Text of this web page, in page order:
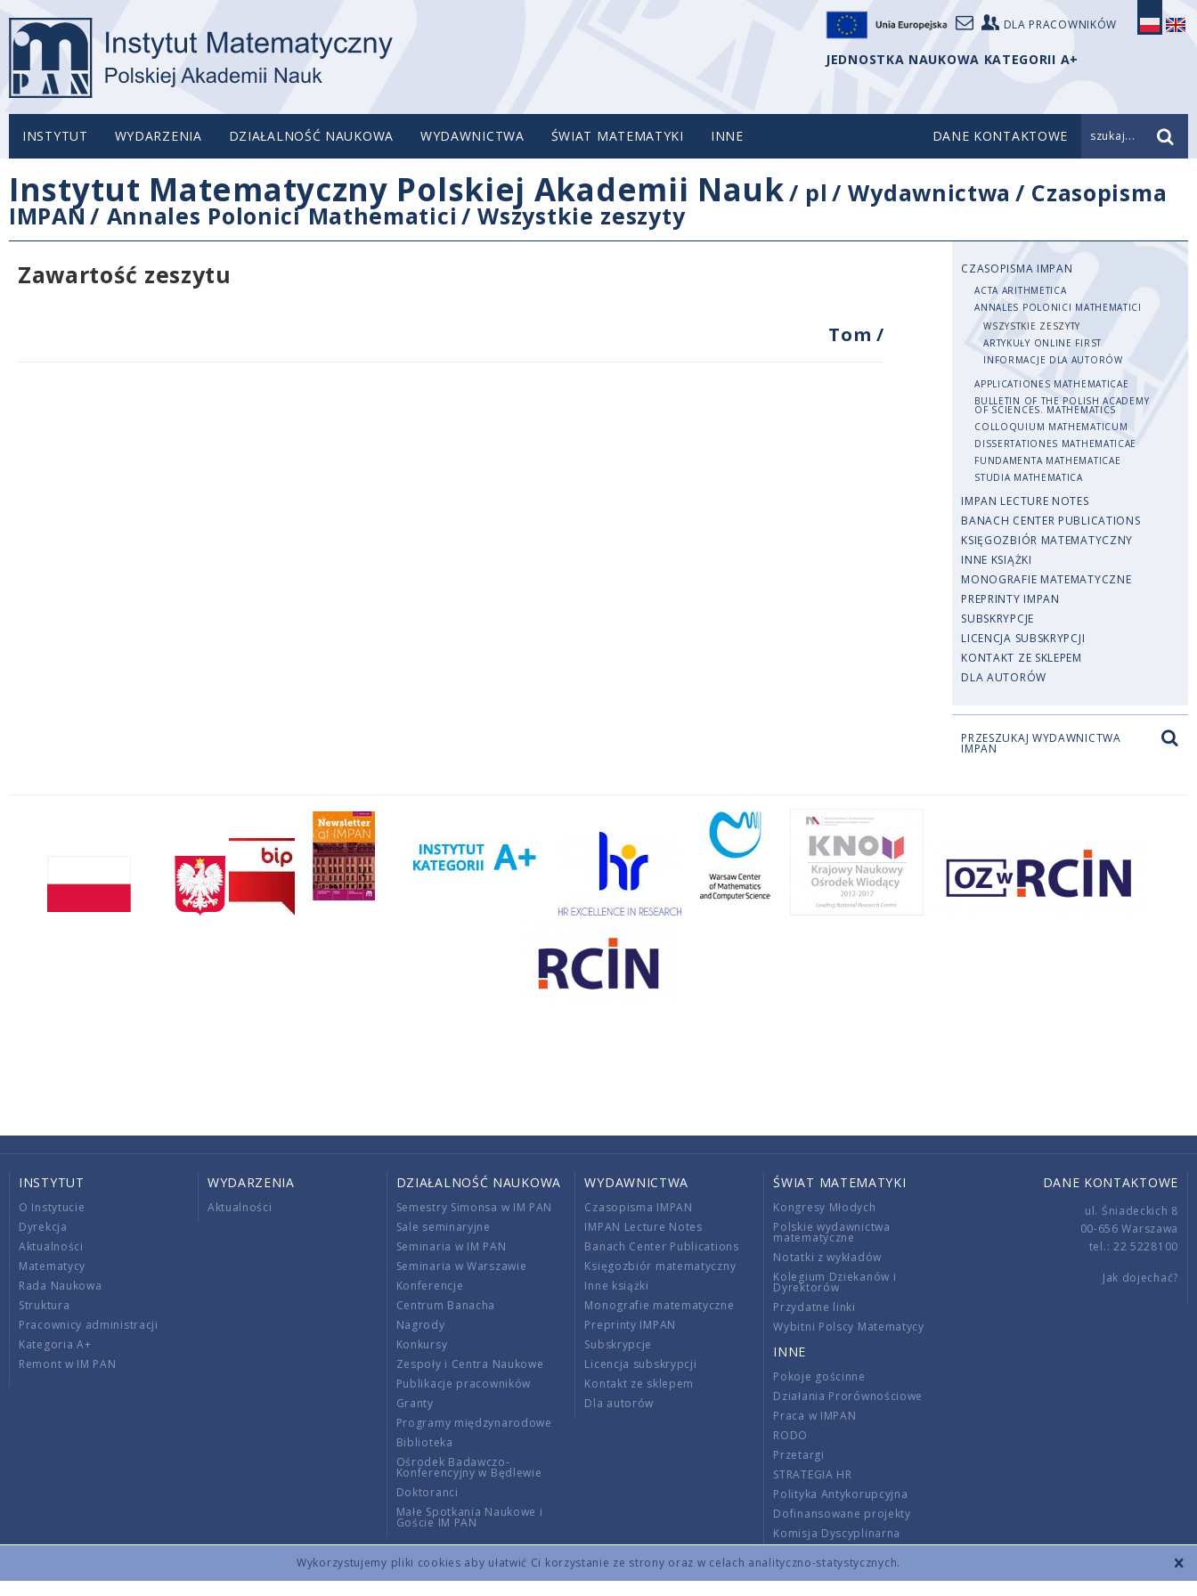
Wykorzystujemy pliki cookies aby ułatwić Ci korzystanie ze strony oraz w celach analityczno-statystycznych.
DLA PRACOWNIKÓW
JEDNOSTKA NAUKOWA KATEGORII A+
INSTYTUT WYDARZENIA DZIAŁALNOŚĆ NAUKOWA WYDAWNICTWA ŚWIAT MATEMATYKI INNE DANE KONTAKTOWE szukaj...
Instytut Matematyczny Polskiej Akademii Nauk/ pl /Wydawnictwa / Czasopisma
IMPAN / Annales Polonici Mathematici /Wszystkie zeszyty
Zawartość zeszytu
Tom/
CZASOPISMA IMPAN
ACTA ARITHMETICA
ANNALES POLONICI MATHEMATICI
WSZYSTKIE ZESZYTY
ARTYKUŁY ONLINE FIRST
INFORMACJE DLA AUTORÓW
APPLICATIONES MATHEMATICAE
BULLETIN OF THE POLISH ACADEMY
OF SCIENCES. MATHEMATICS
COLLOQUIUM MATHEMATICUM
DISSERTATIONES MATHEMATICAE
FUNDAMENTA MATHEMATICAE
STUDIA MATHEMATICA
IMPAN LECTURE NOTES
BANACH CENTER PUBLICATIONS
KSIĘGOZBIÓR MATEMATYCZNY
INNE KSIĄŻKI
MONOGRAFIE MATEMATYCZNE
PREPRINTY IMPAN
SUBSKRYPCJE
LICENCJA SUBSKRYPCJI
KONTAKT ZE SKLEPEM
DLA AUTORÓW
PRZESZUKAJ WYDAWNICTWA
IMPAN
INSTYTUT
O Instytucie
Dyrekcja
Aktualności
Matematycy
Rada Naukowa
Struktura
Pracownicy administracji
Kategoria A+
Remont w IM PAN
WYDARZENIA
Aktualności
DZIAŁALNOŚĆ NAUKOWA
Semestry Simonsa w IM PAN
Sale seminaryjne
Seminaria w IM PAN
Seminaria w Warszawie
Konferencje
Centrum Banacha
Nagrody
Konkursy
Zespoły i Centra Naukowe
Publikacje pracowników
Granty
Programy międzynarodowe
Biblioteka
Ośrodek Badawczo-
Konferencyjny w Będlewie
Doktoranci
Małe Spotkania Naukowe i
Goście IM PAN
WYDAWNICTWA
Czasopisma IMPAN
IMPAN Lecture Notes
Banach Center Publications
Księgozbiór matematyczny
Inne książki
Monografie matematyczne
Preprinty IMPAN
Subskrypcje
Licencja subskrypcji
Kontakt ze sklepem
Dla autorów
ŚWIAT MATEMATYKI
Kongresy Młodych
Polskie wydawnictwa
matematyczne
Notatki z wykładów
Kolegium Dziekanów i
Dyrektorów
Przydatne linki
Wybitni Polscy Matematycy
INNE
Pokoje gościnne
Działania Prorównościowe
Praca w IMPAN
RODO
Przetargi
STRATEGIA HR
Polityka Antykorupcyjna
Dofinansowane projekty
Komisja Dyscyplinarna
Wnoszenie opłat
DANE KONTAKTOWE
ul. Śniadeckich 8
00-656 Warszawa
tel.: 22 5228100
Jak dojechać?